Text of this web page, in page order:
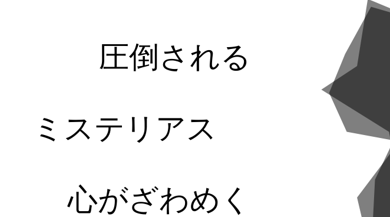
心がざわめく
ミステリアス
圧倒される